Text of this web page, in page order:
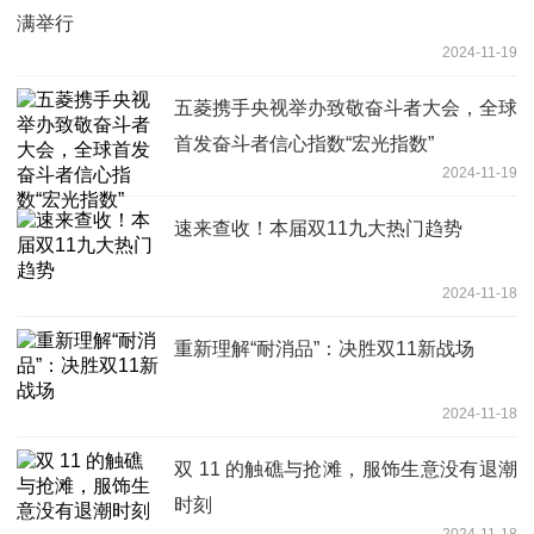
满举行
2024-11-19
五菱携手央视举办致敬奋斗者大会，全球
首发奋斗者信心指数“宏光指数”
2024-11-19
速来查收！本届双11九大热门趋势
2024-11-18
重新理解“耐消品”：决胜双11新战场
2024-11-18
双 11 的触礁与抢滩，服饰生意没有退潮
时刻